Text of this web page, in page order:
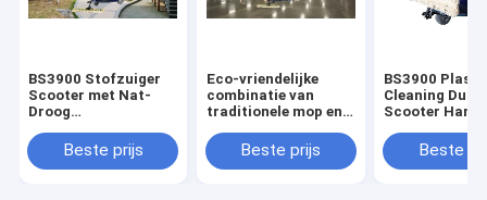
BS3900 Stofzuiger
Scooter met Nat-
Droog
Beste prijs
Eco-vriendelijke
combinatie van
traditionele mop en
voor een soepele
vloerreiniging
Beste prijs
BS3900
Cleaning Dust
Scooter
Beste